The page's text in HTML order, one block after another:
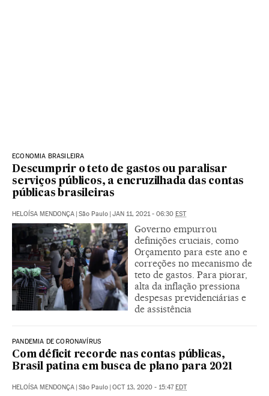
ECONOMIA BRASILEIRA
Descumprir o teto de gastos ou paralisar
serviços públicos, a encruzilhada das contas
públicas brasileiras
HELOÍSA MENDONÇA São Paulo JAN 11, 2021 - 06:30 EST
Governo empurrou
definições cruciais, como
Orçamento para este ano e
correções no mecanismo de
teto de gastos. Para piorar,
alta da inflação pressiona
despesas previdenciárias e
de assistência
PANDEMIA DE CORONAVÍRUS
Com déficit recorde nas contas públicas,
Brasil patina em busca de plano para 2021
HELOÍSA MENDONÇA São Paulo OCT 13, 2020 - 15:47 EDT